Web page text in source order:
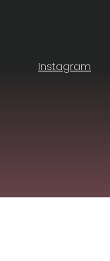
Instagram